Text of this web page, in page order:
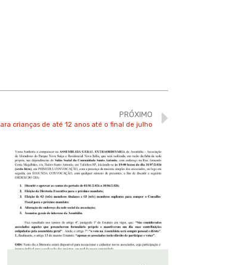
PRÓXIMO
crianças de até 12 anos até o final de julho